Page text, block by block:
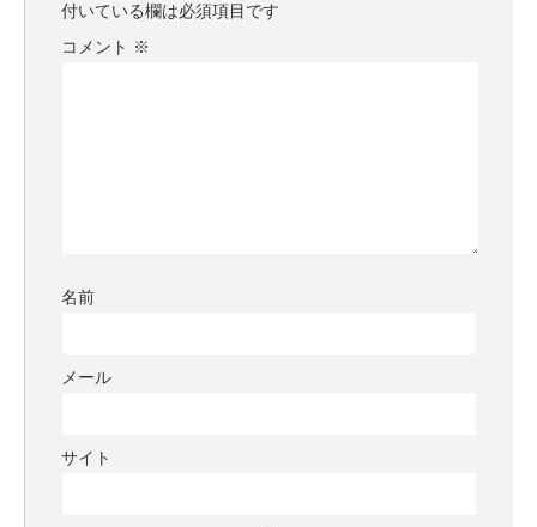
付いている欄は必須項目です
コメント ※
名前
メール
サイト